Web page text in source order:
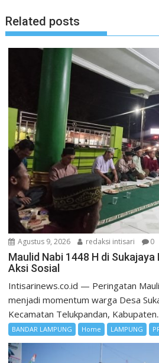
Related posts
Agustus 9, 2026 redaksi intisari 0
Maulid Nabi 1448 H di
Aksi Sosial
Intisarinews.co.id — Peringatan
menjadi momentum warga Desa
Kecamatan Telukpandan,
BANDAR LAMPUNG Home LAMPUNG